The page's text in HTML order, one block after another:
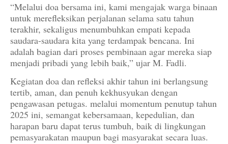
“Melalui doa bersama ini, kami mengajak warga binaan
untuk merefleksikan perjalanan selama satu tahun
terakhir, sekaligus menumbuhkan empati kepada
saudara-saudara kita yang terdampak bencana. Ini
adalah bagian dari proses pembinaan agar mereka siap
menjadi pribadi yang lebih baik,” ujar M. Fadli.
Kegiatan doa dan refleksi akhir tahun ini berlangsung
tertib, aman, dan penuh kekhusyukan dengan
pengawasan petugas. melalui momentum penutup tahun
2025 ini, semangat kebersamaan, kepedulian, dan
harapan baru dapat terus tumbuh, baik di lingkungan
pemasyarakatan maupun bagi masyarakat secara luas.